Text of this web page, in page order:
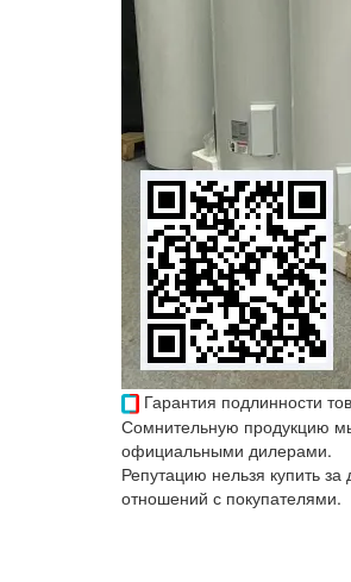
Гарантия подлинности
Сомнительную продукцию
официальными дилерами.
Репутацию нельзя купить
отношений с покупателями.